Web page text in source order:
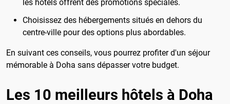
les hôtels offrent des promotions spéciales.
Choisissez des hébergements situés en dehors du
centre-ville pour des options plus abordables.
En suivant ces conseils, vous pourrez profiter d'un séjour
mémorable à Doha sans dépasser votre budget.
Les 10 meilleurs hôtels à Doha